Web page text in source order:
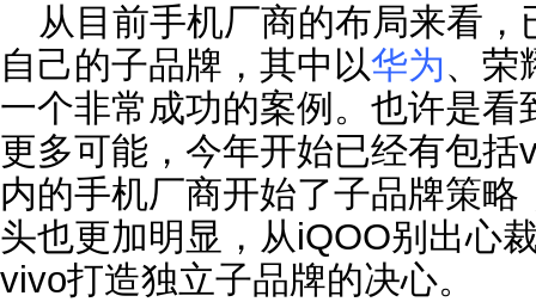
从目前手机厂商的布局来看
自己的子品牌，其中以华为、荣
一个非常成功的案例。也许是看
更多可能，今年开始已经有包
内的手机厂商开始了子品牌策
头也更加明显，从iQOO别出心
vivo打造独立子品牌的决心。